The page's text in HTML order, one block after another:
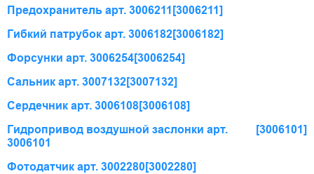
Предохранитель арт. 3006211 [3006211]
Гибкий патрубок арт. 3006182 [3006182]
Форсунки арт. 3006254[3006254]
Сальник арт. 3007132 [3007132]
Сердечник арт. 3006108[3006108]
Гидропривод воздушной заслонки арт.
3006101
[3006101]
Фотодатчик арт. 3002280 [3002280]